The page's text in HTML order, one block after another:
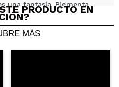
una fantasía. Pigmenta
genial el paso de
Si
PRODUCTO EN
MÁS